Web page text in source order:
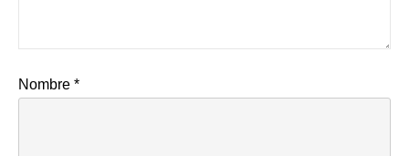
Nombre *